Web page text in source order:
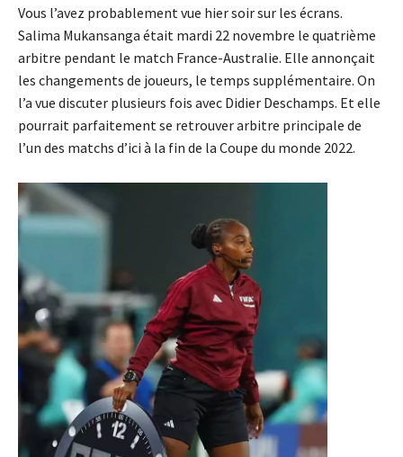
Vous l’avez probablement vue hier soir sur les écrans.
Salima Mukansanga était mardi 22 novembre le quatrième
arbitre pendant le match France-Australie. Elle annonçait
les changements de joueurs, le temps supplémentaire. On
l’a vue discuter plusieurs fois avec Didier Deschamps. Et elle
pourrait parfaitement se retrouver arbitre principale de
l’un des matchs d’ici à la fin de la Coupe du monde 2022.